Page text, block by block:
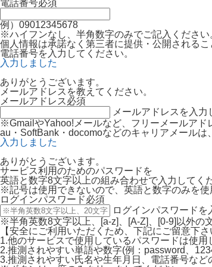
電話番号必須
例）09012345678
※ハイフンなし、半角数字のみでご記入ください
個人情報は承諾なく第三者に提供・公開されるこ
電話番号を入力してください。
入力しました
ありがとうございます。
メールアドレスを教えてください。
メールアドレス必須
メールアドレスを入力
※GmailやYahoo!メールなど、フリーメールアド
au・SoftBank・docomoなどのキャリアメールは
入力しました
ありがとうございます。
サービス利用のためのパスワードを
英語と数字8文字以上の組み合わせで入力してく
※記号は使用できないので、英語と数字のみを使
ログインパスワード必須
ログインパスワードを
※半角英数8文字以上、[a-z]、[A-Z]、[0-9]以外の
【安全にご利用いただくため、下記にご留意下さ
1.他のサービスで使用しているパスワードは使用
2.推測されやすい単語や数字(例：password、
3.推測されやすい氏名や生年月日、電話番号など